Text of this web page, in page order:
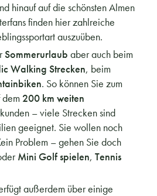
hinauf auf die schönsten Almen
finden hier zahlreiche
auszuüben.
Sommerurlaub aber auch beim
Walking Strecken, beim
. So können Sie zum
200 km weiten
– viele Strecken sind
geeignet. Sie wollen noch
Problem – gehen Sie doch
Mini Golf spielen, Tennis
außerdem über einige